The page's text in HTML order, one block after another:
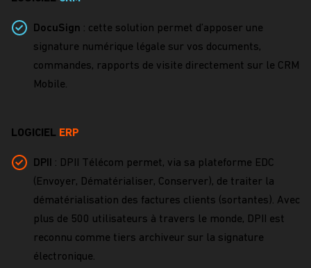
DocuSign : cette solution permet d’apposer une
signature numérique légale sur vos documents,
commandes, rapports de visite directement sur le CRM
Mobile.
LOGICIEL ERP
DPII
: DPII Télécom permet, via sa plateforme EDC
(Envoyer, Dématérialiser, Conserver), de traiter la
dématérialisation des factures clients (sortantes). Avec
plus de 500 utilisateurs à travers le monde, DPII est
reconnu comme tiers archiveur sur la signature
électronique.